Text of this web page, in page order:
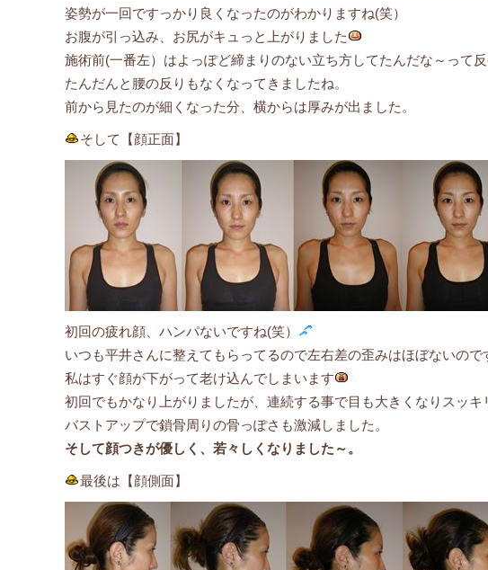
姿勢が一回ですっかり良くなったのがわかりますね(笑）
お腹が引っ込み、お尻がキュっと上がりました
施術前(一番左）はよっぽど締まりのない立ち方してたんだな～って反
たんだんと腰の反りもなくなってきましたね。
前から見たのが細くなった分、横からは厚みが出ました。
そして【顔正面】
初回の疲れ顔、ハンパないですね(笑）
いつも平井さんに整えてもらってるので左右差の歪みはほぼないので
私はすぐ顔が下がって老け込んでしまいます
初回でもかなり上がりましたが、連続する事で目も大きくなりスッキ
バストアップで鎖骨周りの骨っぽさも激減しました。
そして顔つきが優しく、若々しくなりました～。
最後は【顔側面】